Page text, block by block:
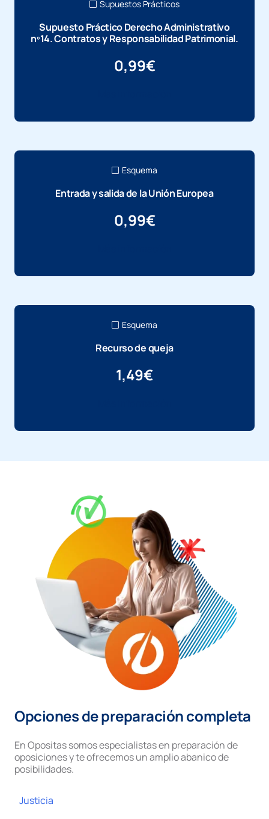
Supuestos Prácticos
Supuesto Práctico Derecho Administrativo
nº14. Contratos y Responsabilidad Patrimonial.
0,99€
Esquema
Entrada y salida de la Unión Europea
0,99€
Esquema
Recurso de queja
1,49€
Opciones de preparación completa
En Opositas somos especialistas en preparación de
oposiciones y te ofrecemos un amplio abanico de
posibilidades.
Justicia